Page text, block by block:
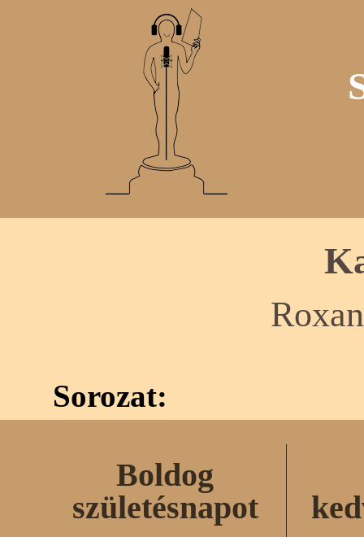
Sorozat:
Boldog
születésnapot